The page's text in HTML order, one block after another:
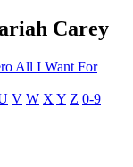
Carey
All I Want For
V W X Y Z 0-9